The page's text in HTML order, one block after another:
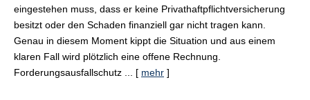
eingestehen muss, dass er keine Privathaftpflichtversicherung
besitzt oder den Schaden finanziell gar nicht tragen kann.
Genau in diesem Moment kippt die Situation und aus einem
klaren Fall wird plötzlich eine offene Rechnung.
Forderungsausfallschutz ...
[ mehr ]